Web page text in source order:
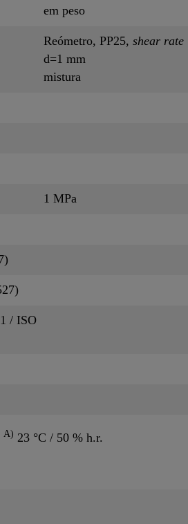
em peso
Reómetro, PP25, shear rate
d=1 mm
mistura
1 MPa
/ ISO
A) 23 °C / 50 % h.r.